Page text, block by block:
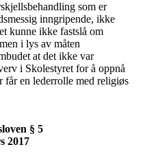
som er
inngripende, ikke
kunne ikke fastslå om
i lys av måten
at det ikke var
i Skolestyret for å oppnå
får en lederrolle med religiøs
§ 5
2017